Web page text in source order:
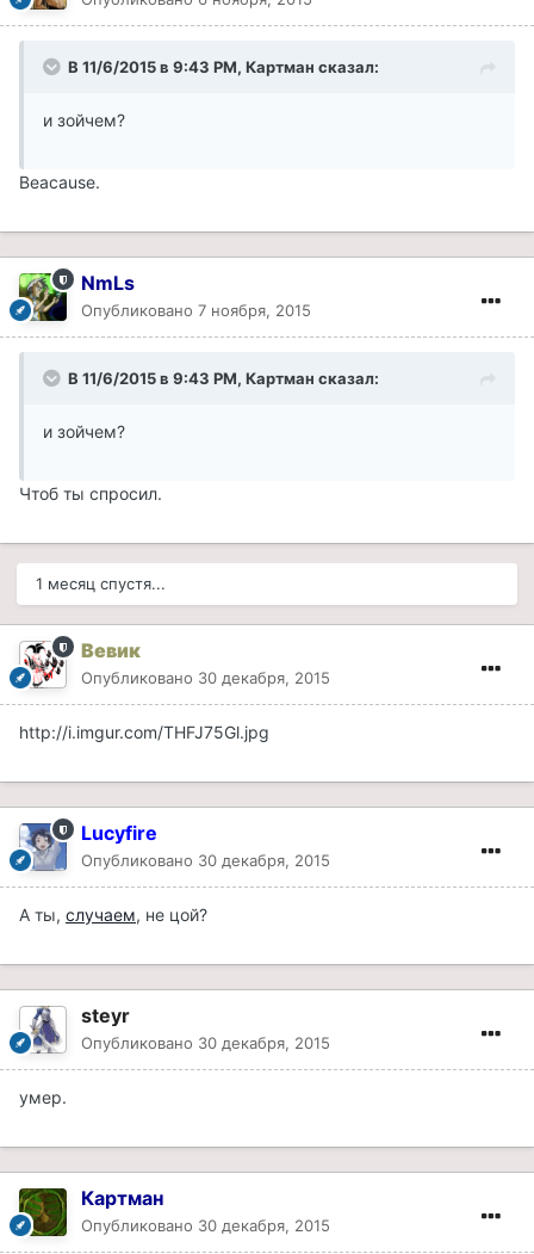
В 11/6/2015 в 9:43 PM, Картман сказал:
и зойчем?
Beacause.
NmLs
Опубликовано 7 ноября, 2015
В 11/6/2015 в 9:43 PM, Картман сказал:
и зойчем?
Чтоб ты спросил.
1 месяц спустя...
Вевик
Опубликовано 30 декабря, 2015
http://i.imgur.com/THFJ75Gl.jpg
Lucyfire
Опубликовано 30 декабря, 2015
А ты, случаем, не цой?
steyr
Опубликовано 30 декабря, 2015
умер.
Картман
Опубликовано 30 декабря, 2015